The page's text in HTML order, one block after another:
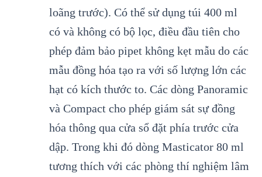
loãng trước). Có thể sử dụng túi 400 ml
có và không có bộ lọc, điều đầu tiên cho
phép đảm bảo pipet không kẹt mẫu do các
mẫu đồng hóa tạo ra với số lượng lớn các
hạt có kích thước to. Các dòng Panoramic
và Compact cho phép giám sát sự đồng
hóa thông qua cửa sổ đặt phía trước cửa
dập. Trong khi đó dòng Masticator 80 ml
tương thích với các phòng thí nghiệm lâm